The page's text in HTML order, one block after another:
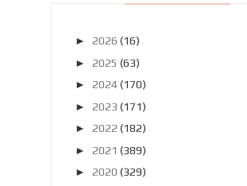
► 2026 (16)
► 2025 (63)
► 2024 (170)
► 2023 (171)
► 2022 (182)
► 2021 (389)
► 2020 (329)